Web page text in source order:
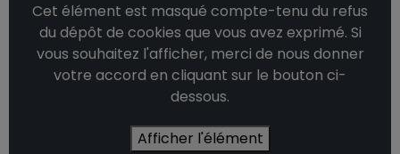
Cet élément est masqué compte-tenu du refus
du dépôt de cookies que vous avez exprimé. Si
vous souhaitez l'afficher, merci de nous donner
votre accord en cliquant sur le bouton ci-
dessous.
Afficher l'élément